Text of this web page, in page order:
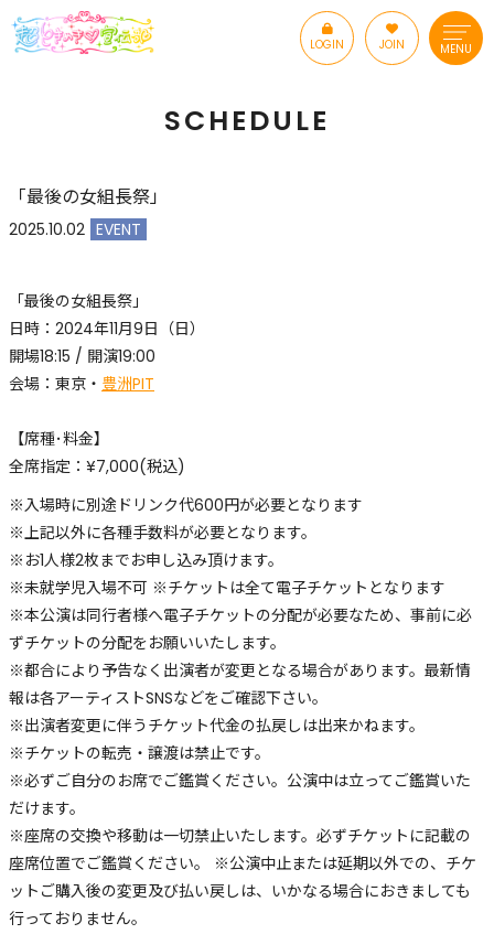
LOGIN JOIN MENU
SCHEDULE
「最後の女組長祭」
2025.10.02 EVENT
「最後の女組長祭」
日時：2024年11月9日（日）
開場18:15 / 開演19:00
会場：東京・ 豊洲PIT
【席種･料金】
全席指定：¥7,000(税込)
※入場時に別途ドリンク代600円が必要となります
※上記以外に各種手数料が必要となります。
※お1人様2枚までお申し込み頂けます。
※未就学児入場不可 ※チケットは全て電子チケットとなります
※本公演は同行者様へ電子チケットの分配が必要なため、事前に必
ずチケットの分配をお願いいたします。
※都合により予告なく出演者が変更となる場合があります。最新情
報は各アーティストSNSなどをご確認下さい。
※出演者変更に伴うチケット代金の払戻しは出来かねます。
※チケットの転売・譲渡は禁止です。
※必ずご自分のお席でご鑑賞ください。公演中は立ってご鑑賞いた
だけます。
※座席の交換や移動は一切禁止いたします。必ずチケットに記載の
座席位置でご鑑賞ください。 ※公演中止または延期以外での、チケ
ットご購入後の変更及び払い戻しは、いかなる場合におきましても
行っておりません。